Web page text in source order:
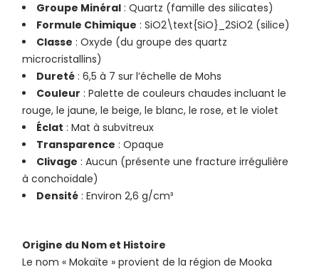
Groupe Minéral : Quartz (famille des silicates)
Formule Chimique : SiO2\text{SiO}_2SiO2​ (silice)
Classe : Oxyde (du groupe des quartz
microcristallins)
Dureté : 6,5 à 7 sur l’échelle de Mohs
Couleur : Palette de couleurs chaudes incluant le
rouge, le jaune, le beige, le blanc, le rose, et le violet
Éclat : Mat à subvitreux
Transparence : Opaque
Clivage : Aucun (présente une fracture irrégulière
à conchoïdale)
Densité : Environ 2,6 g/cm³
Origine du Nom et Histoire
Le nom « Mokaïte » provient de la région de Mooka